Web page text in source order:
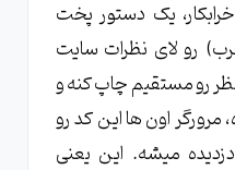
یک دستور پخت
رو لای نظرات سایت
رو مستقیم چاپ کنه و
اون ‌ها این کد رو
میشه. این یعنی